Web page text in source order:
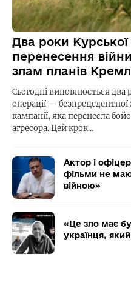
Два роки Курської
перенесення
злам планів
Сьогодні виповнюється два
операції —
кампанії, яка перенесла
агресора. Цей крок…
Актор і
фільми не
війною»
«Це зло має
українця,